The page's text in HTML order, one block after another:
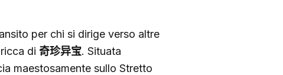
per chi si dirige verso altre
di 奇珍异宝. Situata
maestosamente sullo Stretto